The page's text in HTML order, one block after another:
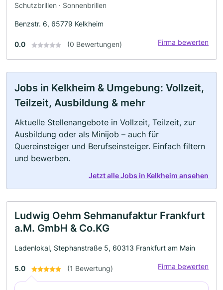
Schutzbrillen · Sonnenbrillen
Benzstr. 6, 65779 Kelkheim
0.0 (0 Bewertungen) Firma bewerten
Jobs in Kelkheim & Umgebung: Vollzeit,
Teilzeit, Ausbildung & mehr
Aktuelle Stellenangebote in Vollzeit, Teilzeit, zur
Ausbildung oder als Minijob – auch für
Quereinsteiger und Berufseinsteiger. Einfach filtern
und bewerben.
Jetzt alle Jobs in Kelkheim ansehen
Ludwig Oehm Sehmanufaktur Frankfurt
a.M. GmbH & Co.KG
Ladenlokal, Stephanstraße 5, 60313 Frankfurt am Main
5.0 (1 Bewertung) Firma bewerten